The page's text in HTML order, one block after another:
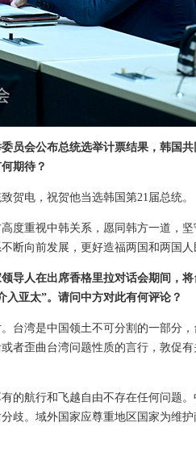
员会公布总统选举计票结果，韩国
期待？
贺电，祝贺他当选韩国第21届总统。
度重视中韩关系，愿同韩方一道，
断向前发展，更好造福两国和两国人
导人在出席香格里拉对话会期间，
入亚太”。请问中方对此有何评论？
台湾是中国领土不可分割的一部分
者歪曲台湾问题性质的言行，敦促
的航行和飞越自由不存在任何问题
歧。域外国家应尊重地区国家为维